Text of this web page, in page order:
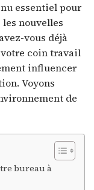
essentiel pour
les nouvelles
vous déjà
coin travail
influencer
Voyons
de
bureau à